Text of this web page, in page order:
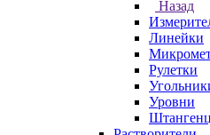
Назад
Линейки
Рулетки
Уровни